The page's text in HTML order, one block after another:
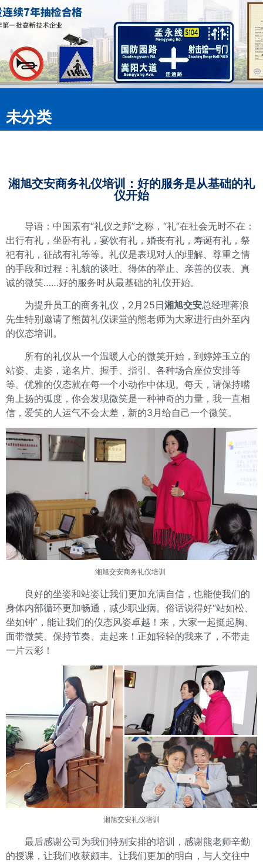
未分类
湘旭交安商务礼仪培训：好的服务是从基础的礼
仪开始
导语：中国素有“礼仪之邦”之称，“礼”在社会无时不在：
出行有礼，坐卧有礼，宴饮有礼，婚丧有礼，寿诞有礼，祭
祀有礼，征战有礼等等。礼仪是表现对人的理解、尊重之情
的手段和过程：礼貌的谈吐、得体的举止、亲善的仪表、真
诚的微笑……好的服务时从最基础的礼仪开始。
为提升员工的商务礼仪，2月25日湘旭交安总经理蒋浪
先生特别邀请了熊茵礼仪课堂的熊老师为大家进行由外至内
的仪态培训。
所有的礼仪从一个温暖人心的微笑开始，到婷婷玉立的
站姿、走姿，递名片、握手、指引、各种场合座位安排等
等。优雅的仪态就在每一个小动作中体现。每天，请保持嘴
角上扬的弧度，你会发现微笑是一种神奇的力量，我一直相
信，爱笑的人运气不会太差，新的3月给自己一个微笑。
湘旭交安商务礼仪培训
良好的坐姿和站姿让我们更加充满自信，也能使我们的
身体内部循环更加畅通，减少职业病。俗话说得好“站如松、
坐如钟”，能让我们的仪态风姿卓越！来，大家一起挺起胸、
面带微笑、保持节奏、走起来！正如轻轻的我来了，不带走
一片云彩！
湘旭交安礼仪培训
最后感谢公司为我们特别安排的培训，感谢熊老师辛勤
的授课，让我们收获颇丰。让我们更加的明白，与人交往中